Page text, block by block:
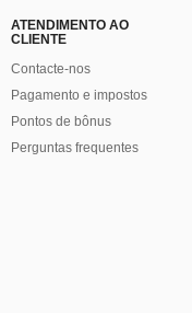
ATENDIMENTO AO
CLIENTE
Contacte-nos
Pagamento e impostos
Pontos de bônus
Perguntas frequentes